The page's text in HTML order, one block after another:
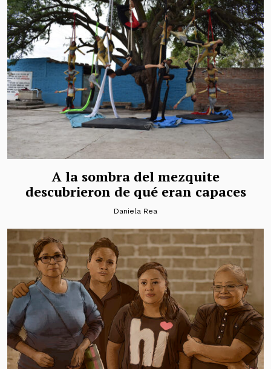
A la sombra del mezquite
descubrieron de qué eran capaces
Daniela Rea